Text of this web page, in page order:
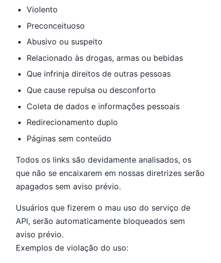
Violento
Preconceituoso
Abusivo ou suspeito
Relacionado às drogas, armas ou bebidas
Que infrinja direitos de outras pessoas
Que cause repulsa ou desconforto
Coleta de dados e informações pessoais
Redirecionamento duplo
Páginas sem conteúdo
Todos os links são devidamente analisados, os
que não se encaixarem em nossas diretrizes serão
apagados sem aviso prévio.
Usuários que fizerem o mau uso do serviço de
API, serão automaticamente bloqueados sem
aviso prévio.
Exemplos de violação do uso: